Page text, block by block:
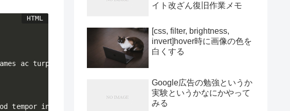
ac turpis egestas.
tempor incididunt ut labore et dolore magna aliqua. Ut enim
イト改ざん復旧作業メモ
[css, filter, brightness,
invert]hover時に画像の色を
白くする
Google広告の勉強というか
実験というかなにかやって
みる